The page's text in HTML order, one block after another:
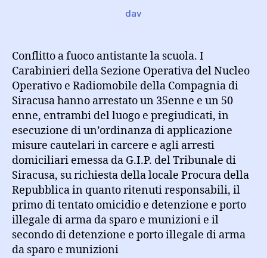
dav
Conflitto a fuoco antistante la scuola. I
Carabinieri della Sezione Operativa del Nucleo
Operativo e Radiomobile della Compagnia di
Siracusa hanno arrestato un 35enne e un 50
enne, entrambi del luogo e pregiudicati, in
esecuzione di un’ordinanza di applicazione
misure cautelari in carcere e agli arresti
domiciliari emessa da G.I.P. del Tribunale di
Siracusa, su richiesta della locale Procura della
Repubblica in quanto ritenuti responsabili, il
primo di tentato omicidio e detenzione e porto
illegale di arma da sparo e munizioni e il
secondo di detenzione e porto illegale di arma
da sparo e munizioni